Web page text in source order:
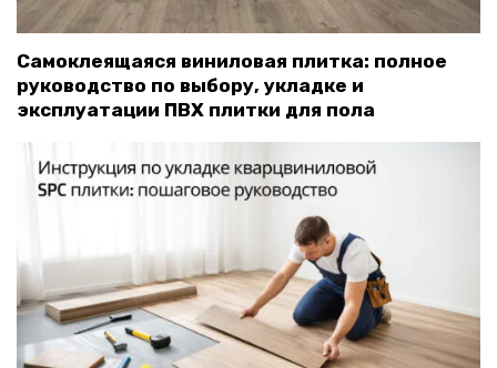
Самоклеящаяся виниловая плитка: полное
руководство по выбору, укладке и
эксплуатации ПВХ плитки для пола